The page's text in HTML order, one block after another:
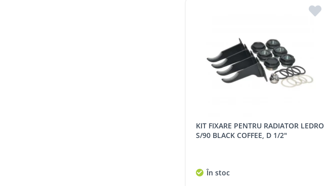
KIT FIXARE PENTRU RADIATOR LEDRO
S/90 BLACK COFFEE, D 1/2"
În stoc